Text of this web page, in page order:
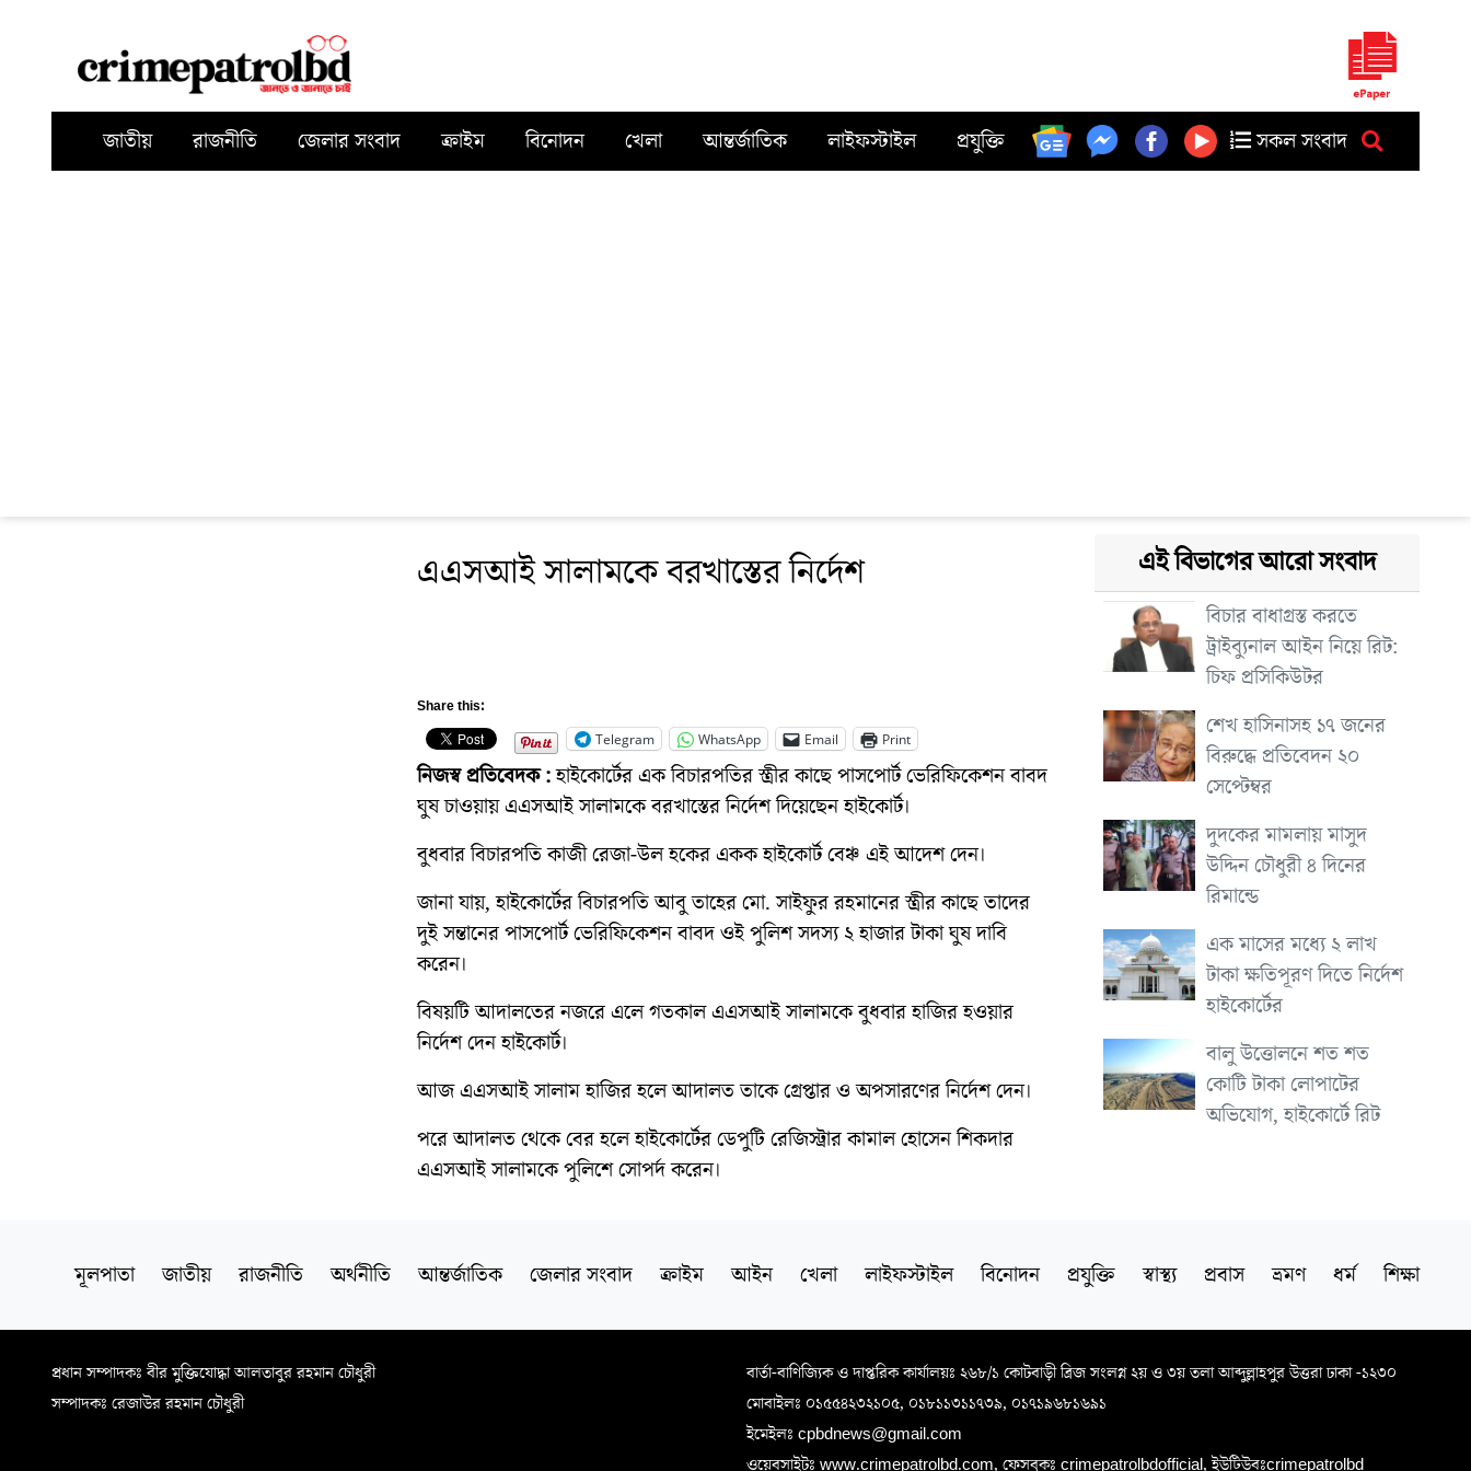
জাতীয় রাজনীতি জেলার সংবাদ ক্রাইম বিনোদন খেলা আন্তর্জাতিক লাইফস্টাইল প্রযুক্তি সকল সংবাদ
এএসআই সালামকে বরখাস্তের নির্দেশ
Share this:
Telegram
WhatsApp Email Print
নিজস্ব প্রতিবেদক :হাইকোর্টের এক বিচারপতির স্ত্রীর কাছে পাসপোর্ট ভেরিফিকেশন বাবদ
ঘুষ চাওয়ায় এএসআই সালামকে বরখাস্তের নির্দেশ দিয়েছেন হাইকোর্ট।
বুধবার বিচারপতি কাজী রেজা-উল হকের একক হাইকোর্ট বেঞ্চ এই আদেশ দেন।
জানা যায়, হাইকোর্টের বিচারপতি আবু তাহের মো. সাইফুর রহমানের স্ত্রীর কাছে তাদের
দুই সন্তানের পাসপোর্ট ভেরিফিকেশন বাবদ ওই পুলিশ সদস্য ২ হাজার টাকা ঘুষ দাবি
করেন।
বিষয়টি আদালতের নজরে এলে গতকাল এএসআই সালামকে বুধবার হাজির হওয়ার
নির্দেশ দেন হাইকোর্ট।
আজ এএসআই সালাম হাজির হলে আদালত তাকে গ্রেপ্তার ও অপসারণের নির্দেশ দেন।
পরে আদালত থেকে বের হলে হাইকোর্টের ডেপুটি রেজিস্ট্রার কামাল হোসেন শিকদার
এএসআই সালামকে পুলিশে সোপর্দ করেন।
এই বিভাগের আরো সংবাদ
বিচার বাধাগ্রস্ত করতে
ট্রাইব্যুনাল আইন নিয়ে রিট:
চিফ প্রসিকিউটর
শেখ হাসিনাসহ ১৭ জনের
বিরুদ্ধে প্রতিবেদন ২০
সেপ্টেম্বর
দুদকের মামলায় মাসুদ
উদ্দিন চৌধুরী ৪ দিনের
রিমান্ডে
এক মাসের মধ্যে ২ লাখ
টাকা ক্ষতিপূরণ দিতে নির্দেশ
হাইকোর্টের
বালু উত্তোলনে শত শত
কোটি টাকা লোপাটের
অভিযোগ, হাইকোর্টে রিট
মূলপাতা জাতীয় রাজনীতি অর্থনীতি আন্তর্জাতিক জেলার সংবাদ ক্রাইম আইন খেলা লাইফস্টাইল বিনোদন প্রযুক্তি স্বাস্থ্য প্রবাস ভ্রমণ ধর্ম শিক্ষা
প্রধান সম্পাদকঃ বীর মুক্তিযোদ্ধা আলতাবুর রহমান চৌধুরী
সম্পাদকঃ রেজাউর রহমান চৌধুরী
বার্তা-বাণিজ্যিক ও দাপ্তরিক কার্যালয়ঃ ২৬৮/১ কোটবাড়ী ব্রিজ সংলগ্ন ২য় ও ৩য় তলা আব্দুল্লাহপুর উত্তরা ঢাকা -১২৩০
মোবাইলঃ ০১৫৫৪২৩২১০৫, ০১৮১১৩১১৭৩৯, ০১৭১৯৬৮১৬৯১
ইমেইলঃ cpbdnews@gmail.com
ওয়েবসাইটঃ www.crimepatrolbd.com, ফেসবুকঃ crimepatrolbdofficial, ইউটিউবঃcrimepatrolbd